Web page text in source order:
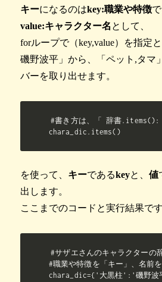
キーになるのはkey:職業や特徴
value:キャラクター名 として、
forループで（key,value）を指定
磯野波平」から、「ペット,タマ
バーを取り出せます。
#書き方は、「 辞書.items():
chara_dic.items()
を使って、 キーであるkeyと、値
出します。
ここまでのコードと実行結果です
#サザエさんのキャラクターの
#職業や特徴を「キー」、名前を
chara_dic={'大黒柱':'磯野